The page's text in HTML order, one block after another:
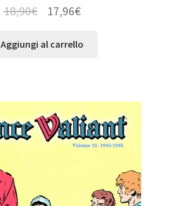
18,90€ 17,96€
Aggiungi al carrello